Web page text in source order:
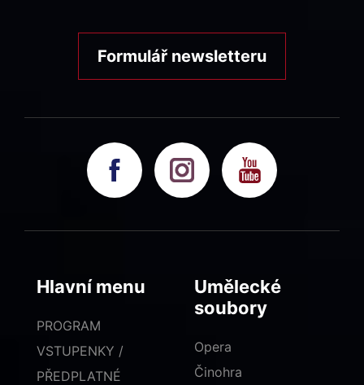
Formulář newsletteru
Hlavní menu
PROGRAM
VSTUPENKY /
PŘEDPLATNÉ
Umělecké
soubory
Opera
Činohra